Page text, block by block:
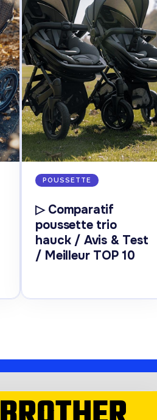
POUSSETTE
▷ Comparatif
poussette trio
hauck / Avis & Test
/ Meilleur TOP 10